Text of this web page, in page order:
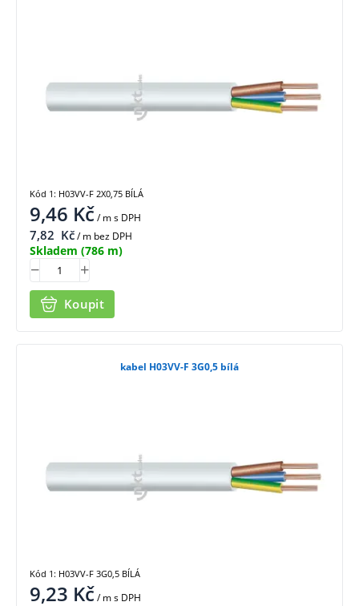
9,46 Kč/ ms DPH
7,82 Kč/ m bez DPH
Skladem (786 m)
Koupit
Kód 1: H03VV-F 2X0,75 BÍLÁ
kabel H03VV-F 3G0,5 bílá
9,23 Kč/ ms DPH
Kód 1: H03VV-F 3G0,5 BÍLÁ